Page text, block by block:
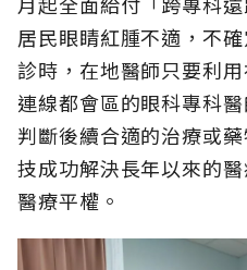
居民眼睛紅腫不適，不
診時，在地醫師只要利
連線都會區的眼科專科
判斷後續合適的治療或
技成功解決長年以來的
醫療平權。